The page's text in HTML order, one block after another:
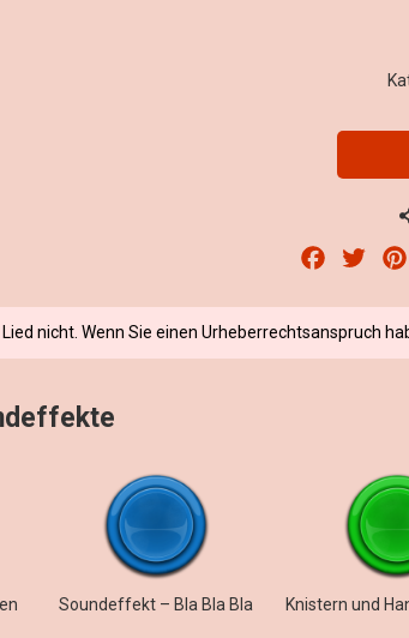
Facebook
nicht. Wenn Sie einen Urheberrechtsanspruch
Soundeffekt – Bla Bla Bla